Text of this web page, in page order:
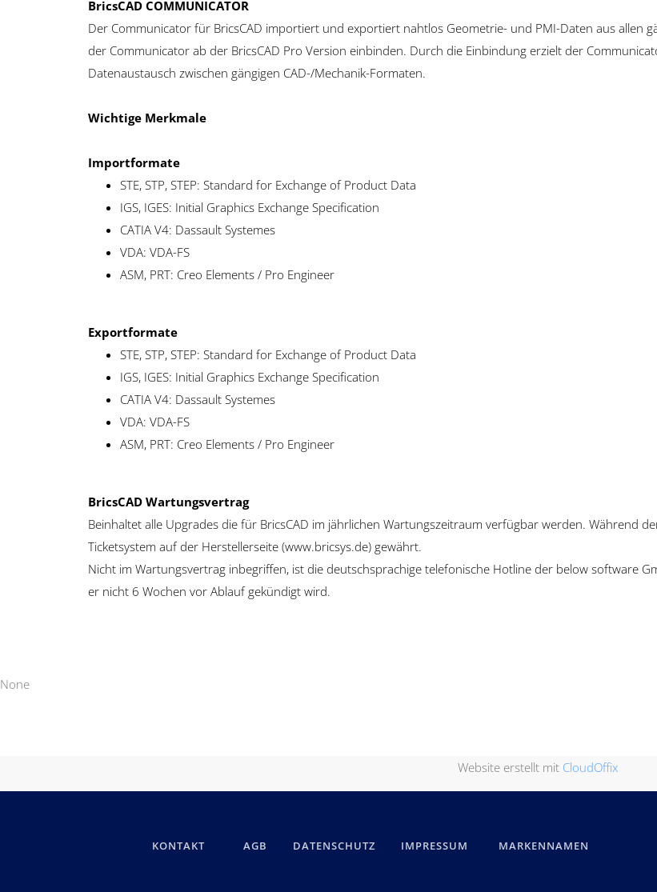
BricsCAD COMMUNICATOR
Der Communicator für BricsCAD importiert und exportiert nahtlos Geometrie- und PMI-Daten aus allen
der Communicator ab der BricsCAD Pro Version einbinden. Durch die Einbindung erzielt der
Datenaustausch zwischen gängigen CAD-/Mechanik-Formaten.
Wichtige Merkmale
Importformate
STE, STP, STEP: Standard for Exchange of Product Data
IGS, IGES: Initial Graphics Exchange Specification
CATIA V4: Dassault Systemes
VDA: VDA-FS
ASM, PRT: Creo Elements / Pro Engineer
Exportformate
STE, STP, STEP: Standard for Exchange of Product Data
IGS, IGES: Initial Graphics Exchange Specification
CATIA V4: Dassault Systemes
VDA: VDA-FS
ASM, PRT: Creo Elements / Pro Engineer
BricsCAD Wartungsvertrag
Beinhaltet alle Upgrades die für BricsCAD im jährlichen Wartungszeitraum verfügbar werden. Während
Ticketsystem auf der Herstellerseite (www.bricsys.de) gewährt.
Nicht im Wartungsvertrag inbegriffen, ist die deutschsprachige telefonische Hotline der below software
er nicht 6 Wochen vor Ablauf gekündigt wird.
None
Website erstellt mit CloudOffix
KONTAKT AGB DATENSCHUTZ IMPRESSUM MARKENNAMEN